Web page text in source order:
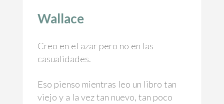
Wallace
Creo en el azar pero no en las
casualidades.
Eso pienso mientras leo un libro tan
viejo y a la vez tan nuevo, tan poco